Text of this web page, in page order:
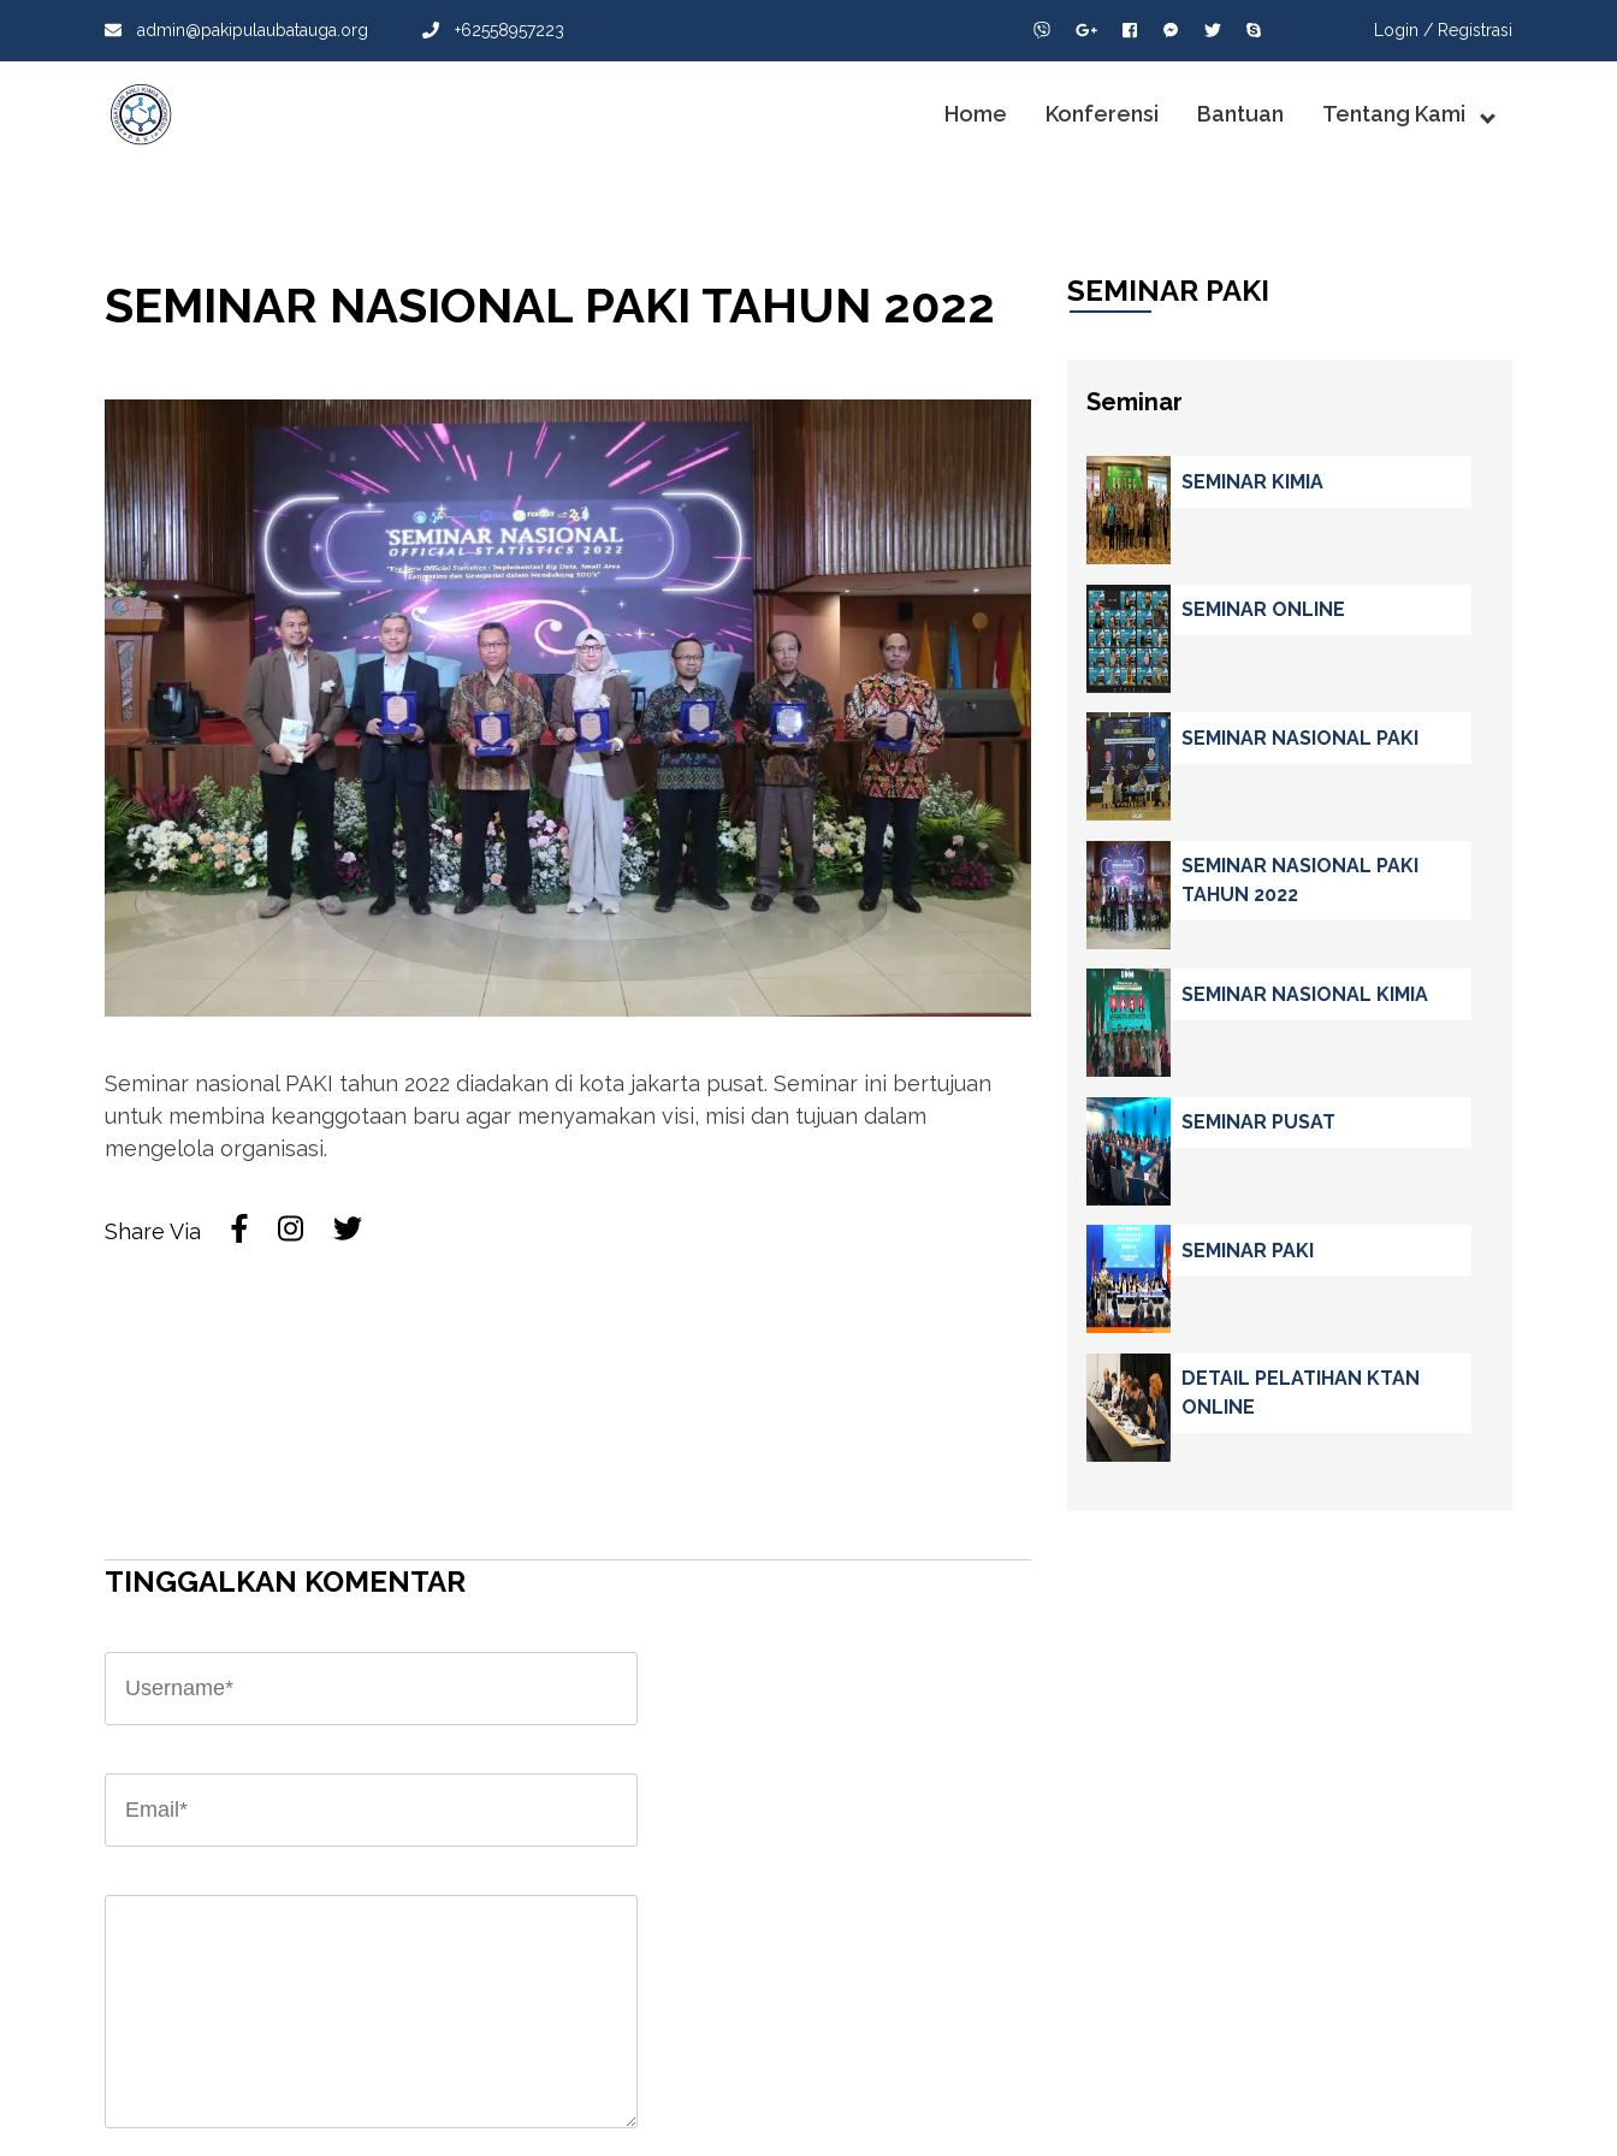
admin@pakipulaubatauga.org +62558957223 Login / Registrasi
Home Konferensi Bantuan Tentang Kami
SEMINAR NASIONAL PAKI TAHUN 2022
Seminar nasional PAKI tahun 2022 diadakan di kota jakarta pusat. Seminar ini bertujuan
untuk membina keanggotaan baru agar menyamakan visi, misi dan tujuan dalam
mengelola organisasi.
Share Via
SEMINAR PAKI
Seminar
SEMINAR KIMIA
SEMINAR ONLINE
SEMINAR NASIONAL PAKI
SEMINAR NASIONAL PAKI
TAHUN 2022
SEMINAR NASIONAL KIMIA
SEMINAR PUSAT
SEMINAR PAKI
DETAIL PELATIHAN KTAN
ONLINE
TINGGALKAN KOMENTAR